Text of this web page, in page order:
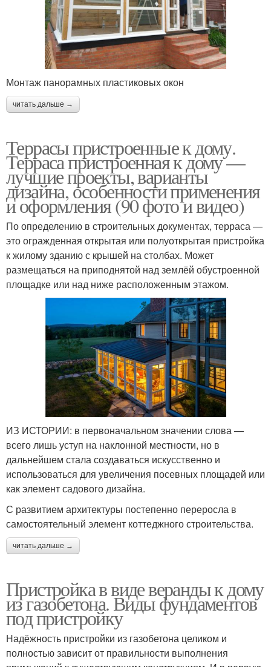
Монтаж панорамных пластиковых окон
читать дальше →
Террасы пристроенные к дому.
Терраса пристроенная к дому —
лучшие проекты, варианты
дизайна, особенности применения
и оформления (90 фото и видео)
По определению в строительных документах, терраса —
это огражденная открытая или полуоткрытая пристройка
к жилому зданию с крышей на столбах. Может
размещаться на приподнятой над землёй обустроенной
площадке или над ниже расположенным этажом.
ИЗ ИСТОРИИ: в первоначальном значении слова —
всего лишь уступ на наклонной местности, но в
дальнейшем стала создаваться искусственно и
использоваться для увеличения посевных площадей или
как элемент садового дизайна.
С развитием архитектуры постепенно переросла в
самостоятельный элемент коттеджного строительства.
читать дальше →
Пристройка в виде веранды к дому
из газобетона. Виды фундаментов
под пристройку
Надёжность пристройки из газобетона целиком и
полностью зависит от правильности выполнения